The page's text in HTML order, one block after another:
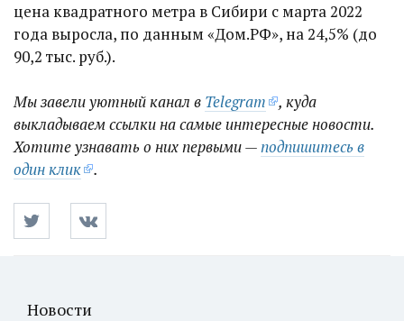
цена квадратного метра в Сибири с марта 2022
года выросла, по данным «Дом.РФ», на 24,5% (до
90,2 тыс. руб.).
Мы завели уютный канал в Telegram
, куда
выкладываем ссылки на самые интересные новости.
Хотите узнавать о них первыми —подпишитесь в
один клик
.
Новости